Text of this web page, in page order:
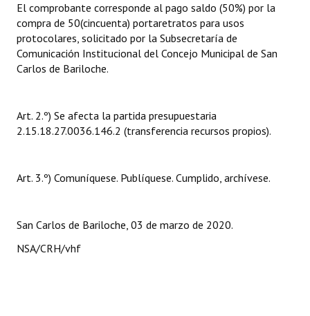
Entrega de distinciones
REFORMA DE LA CARTA ORGÁNICA
El comprobante corresponde al pago saldo (50%) por la
compra de 50(cincuenta) portaretratos para usos
protocolares, solicitado por la Subsecretaría de
Comunicación Institucional del Concejo Municipal de San
Carlos de Bariloche.
Art. 2.º) Se afecta la partida presupuestaria
2.15.18.27.0036.146.2 (transferencia recursos propios).
Art. 3.º) Comuníquese. Publíquese. Cumplido, archívese.
San Carlos de Bariloche, 03 de marzo de 2020.
NSA/CRH/vhf